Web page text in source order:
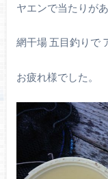
ヤエンで当たりが
網干場 五目釣りで
お疲れ様でした。